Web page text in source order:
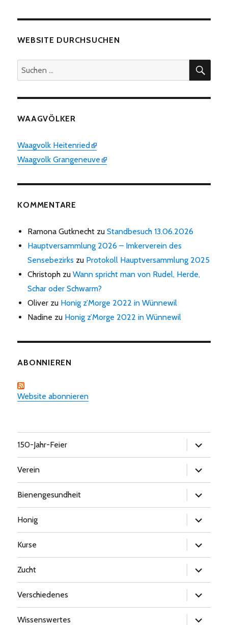
WEBSITE DURCHSUCHEN
Suchen
nach:
WAAGVÖLKER
Waagvolk Heitenried
Waagvolk Grangeneuve
KOMMENTARE
Ramona Gutknecht zuStandbesuch 13.06.2026
Hauptversammlung 2026 – Imkerverein des
Sensebezirks zu Protokoll Hauptversammlung 2025
Christoph zuWann spricht man von Rudel, Herde,
Schar oder Schwarm?
Oliver zu Honig z’Morge 2022 in Wünnewil
Nadine zu Honig z’Morge 2022 in Wünnewil
ABONNIEREN
Website abonnieren
150-Jahr-Feier
öffnen
Verein
öffnen
Bienengesundheit
öffnen
Honig
öffnen
Kurse
öffnen
Zucht
öffnen
Verschiedenes
öffnen
Wissenswertes